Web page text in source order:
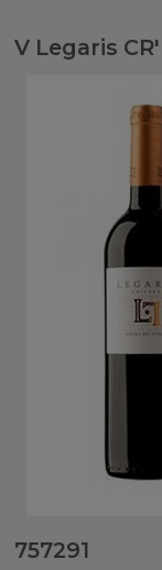
V Legaris
757291